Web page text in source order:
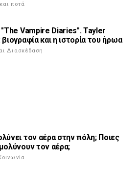
ποτά
"The Vampire Diaries". Tayler
και η ιστορία του ήρωα
Διασκέδαση
τον αέρα στην πόλη; Ποιες
τον αέρα;